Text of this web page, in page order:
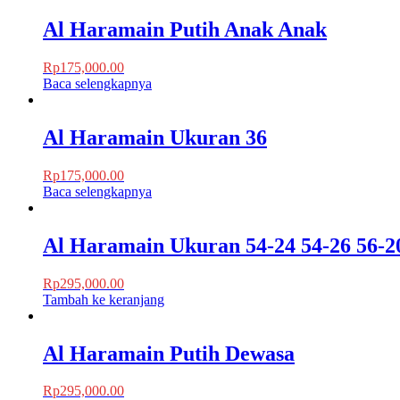
Al Haramain Putih Anak Anak
Rp175,000.00
Baca selengkapnya
Al Haramain Ukuran 36
Rp175,000.00
Baca selengkapnya
Al Haramain Ukuran 54-24 54-26 56-
Rp295,000.00
Tambah ke keranjang
Al Haramain Putih Dewasa
Rp295,000.00